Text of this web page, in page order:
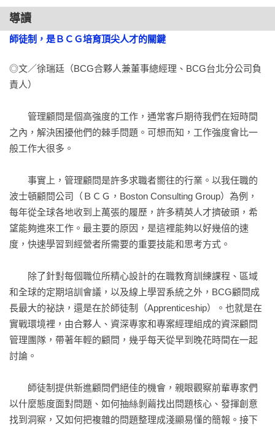
何謂能夠持續「成長」的人
最後關鍵在於強烈的訊息和思想
◎第二章　該如何突破「僵局瓶頸」
成長方程式二：「正確目標設定」加上「正確自我認知」
僵局瓶頸類型一：錯把手段當成目的
僵局瓶頸類型二：搞不清楚狀況
僵局瓶頸類型三：停留在執行工作的階段
．目標設定的陷阱
陷阱一：訂定空洞的「標語口號」
陷阱二：希望成為「自己所憧憬的某人」
陷阱三：熱衷於短視近利的「打地鼠」
陷阱一：認真的人也在無意之間抱持「原因他人論（怪罪別
人）」的想法
陷阱二：永遠在「尋找幸福的青鳥」
陷阱三：任誰都有「無意識的思考邏輯慣性」
無法消除「思考邏輯慣性」，但能夠控制
以思考邏輯的特徵為武器
成長也是一種解決問題的方法
第二部分 育才者（師父）和接受培育者（徒弟）
導讀
師徒制，是ＢＣＧ培育頂尖人才的關鍵
◎文／徐瑞廷（BCG合夥人兼董事總經理、BCG台北分公司負
責人）
管理顧問是個高強度的工作，通常客戶期待我們在短時間
之內，解決困擾他們的棘手問題。可想而知，工作強度會比一
般工作大很多。
事實上，管理顧問是許多求職者嚮往的行業。以我任職的
波士頓顧問公司（ＢＣＧ，Boston Consulting Group）為例，
每年從全球各地收到上萬張的履歷，許多精英人才擠破頭，希
望能夠進來工作。最主要的原因，是這裡能夠以好幾倍的速
度，快速學習到經營者所需要的重要技能和思考方式。
除了針對每個職位所精心設計的在職教育訓練課程、區域
和全球的定期培訓會議，以及線上學習系統之外，BCG顧問成
長最大的祕訣，還是在於師徒制（Apprenticeship）。也就是在
實戰環境裡，由合夥人、資深專家和專案經理組成的資深顧問
管理團隊，帶著年輕的顧問，幾乎每天從早到晚花時間在一起
討論。
師徒制提供新進顧問們絕佳的機會，親眼觀察前輩專家們
以什麼態度面對問題、如何抽絲剝繭找出問題核心、發揮創意
找到洞察，又如何把複雜的問題整理成淺顯易懂的簡報。接下